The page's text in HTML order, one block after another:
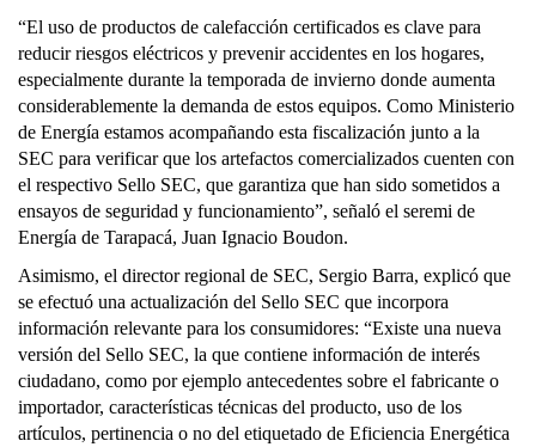
“El uso de productos de calefacción certificados es clave para
reducir riesgos eléctricos y prevenir accidentes en los hogares,
especialmente durante la temporada de invierno donde aumenta
considerablemente la demanda de estos equipos. Como Ministerio
de Energía estamos acompañando esta fiscalización junto a la
SEC para verificar que los artefactos comercializados cuenten con
el respectivo Sello SEC, que garantiza que han sido sometidos a
ensayos de seguridad y funcionamiento”, señaló el seremi de
Energía de Tarapacá, Juan Ignacio Boudon.
Asimismo, el director regional de SEC, Sergio Barra, explicó que
se efectuó una actualización del Sello SEC que incorpora
información relevante para los consumidores: “Existe una nueva
versión del Sello SEC, la que contiene información de interés
ciudadano, como por ejemplo antecedentes sobre el fabricante o
importador, características técnicas del producto, uso de los
artículos, pertinencia o no del etiquetado de Eficiencia Energética